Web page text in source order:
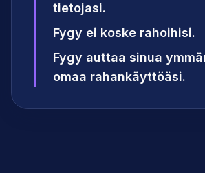
tietojasi.
Fygy ei koske rahoihisi.
Fygy auttaa sinua
omaa rahankäyttöäsi.